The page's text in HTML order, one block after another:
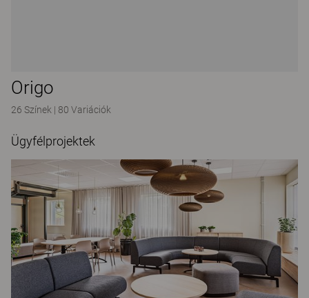
Origo
26 Színek | 80 Variációk
Ügyfélprojektek